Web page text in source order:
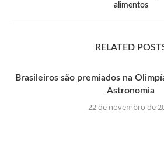
alimentos
RELATED
Brasileiros são premiados na
Astronomia
22 de novembro de